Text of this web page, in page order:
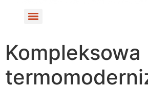
Kompleksowa